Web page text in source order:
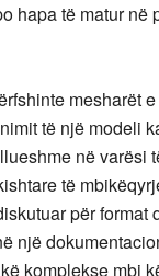
hapa të matur në
mesharët
të një modeli
në varësi
të
për format
një
komplekse mbi